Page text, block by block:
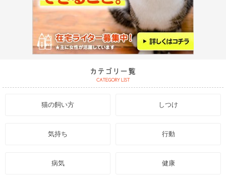
猫の飼い方 しつけ
気持ち 行動
病気 健康